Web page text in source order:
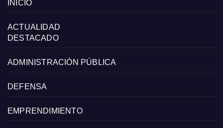
INICIO
ACTUALIDAD
DESTACADO
ADMINISTRACIÓN PÚBLICA
DEFENSA
EMPRENDIMIENTO